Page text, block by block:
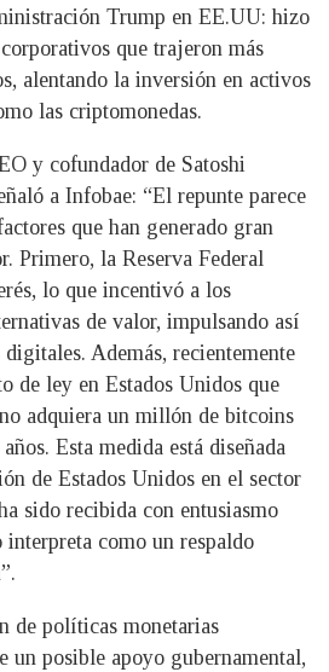
Trump en EE.UU: hizo
que trajeron más
alentando la inversión en activos
las criptomonedas.
y cofundador de Satoshi
a Infobae: “El repunte parece
que han generado gran
Primero, la Reserva Federal
lo que incentivó a los
de valor, impulsando así
Además, recientemente
de ley en Estados Unidos que
adquiera un millón de bitcoins
Esta medida está diseñada
de Estados Unidos en el sector
sido recibida con entusiasmo
como un respaldo
de políticas monetarias
un posible apoyo gubernamental,